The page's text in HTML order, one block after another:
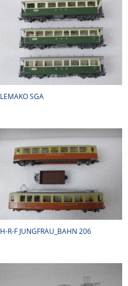
LEMAKO SGA
H-R-F JUNGFRAU_BAHN 206